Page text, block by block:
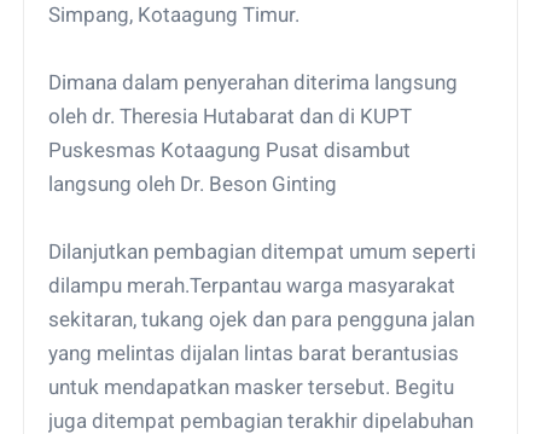
Simpang, Kotaagung Timur.
Dimana dalam penyerahan diterima langsung
oleh dr. Theresia Hutabarat dan di KUPT
Puskesmas Kotaagung Pusat disambut
langsung oleh Dr. Beson Ginting
Dilanjutkan pembagian ditempat umum seperti
dilampu merah.Terpantau warga masyarakat
sekitaran, tukang ojek dan para pengguna jalan
yang melintas dijalan lintas barat berantusias
untuk mendapatkan masker tersebut. Begitu
juga ditempat pembagian terakhir dipelabuhan